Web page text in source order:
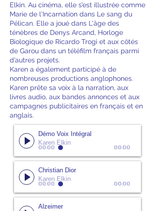
Elkin. Au cinéma, elle s’est illustrée comme
Marie de l'Incarnation dans Le sang du
Pélican. Elle a joué dans L'âge des
ténèbres de Denys Arcand, Horloge
Biologique de Ricardo Trogi et aux côtés
de Garou dans un téléfilm français parmi
d’autres projets.
Karen a également participé à de
nombreuses productions anglophones.
Karen prête sa voix à la narration, aux
livres audio, aux bandes annonces et aux
campagnes publicitaires en français et en
anglais.
Démo Voix Intégral
Karen Elkin
00:00 00:00
Christian Dior
Karen Elkin
00:00 00:00
Alzeimer